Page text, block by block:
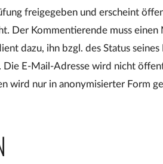
freigegeben und erscheint
Der Kommentierende muss
dazu, ihn bzgl. des Status
E-Mail-Adresse wird nicht
wird nur in anonymisierter Form